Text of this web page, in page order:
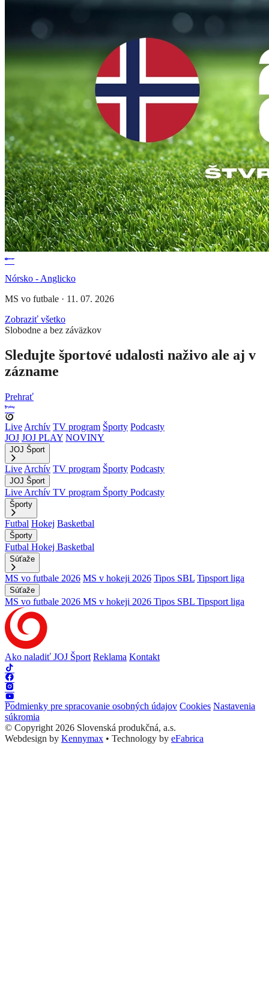
Nórsko - Anglicko
MS vo futbale · 11. 07. 2026
Zobraziť všetko
Slobodne a bez záväzkov
Sledujte športové udalosti naživo ale aj v
zázname
Prehrať
Live Archív TV program Športy Podcasty
JOJ JOJ PLAY NOVINY
JOJ Šport
Live Archív TV program Športy Podcasty
JOJ Šport
Live Archív TV program Športy Podcasty
Športy
Futbal Hokej Basketbal
Športy
Futbal Hokej Basketbal
Súťaže
MS vo futbale 2026 MS v hokeji 2026 Tipos SBL Tipsport liga
Súťaže
MS vo futbale 2026 MS v hokeji 2026 Tipos SBL Tipsport liga
Ako naladiť JOJ Šport Reklama Kontakt
Podmienky pre spracovanie osobných údajov Cookies Nastavenia
súkromia
© Copyright 2026 Slovenská produkčná, a.s.
Webdesign by Kennymax • Technology by eFabrica